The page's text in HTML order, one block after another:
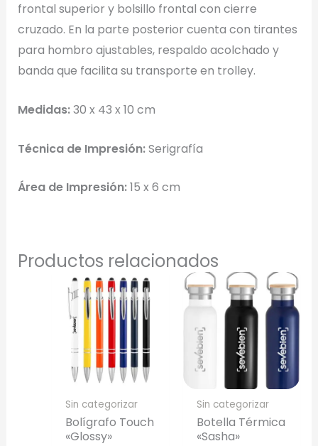
Formatos: PNG, JPG, SVG (Max. 5MB). Se recomienda fondo
transparente.
Marcado en un solo color plano (ideal serigrafía/grabado).
Full Color
Generar Vista Previa con IA
frontal superior y bolsillo frontal con cierre
cruzado. En la parte posterior cuenta con tirantes
para hombro ajustables, respaldo acolchado y
banda que facilita su transporte en trolley.
Medidas:30 x 43 x 10 cm
Técnica de Impresión:Serigrafía
Área de Impresión:15 x 6 cm
Productos relacionados
Sin categorizar
Bolígrafo Touch
«Glossy»
Sin categorizar
Botella Térmica
«Sasha»